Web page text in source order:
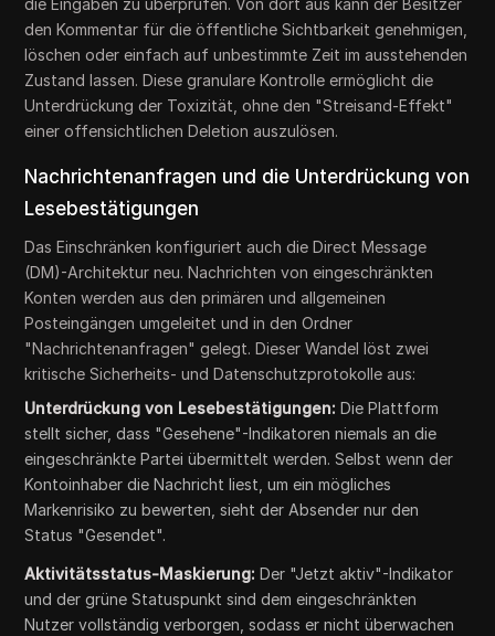
die Eingaben zu überprüfen. Von dort aus kann der Besitzer
den Kommentar für die öffentliche Sichtbarkeit genehmigen,
löschen oder einfach auf unbestimmte Zeit im ausstehenden
Zustand lassen. Diese granulare Kontrolle ermöglicht die
Unterdrückung der Toxizität, ohne den "Streisand-Effekt"
einer offensichtlichen Deletion auszulösen.
Nachrichtenanfragen und die Unterdrückung von
Lesebestätigungen
Das Einschränken konfiguriert auch die Direct Message
(DM)-Architektur neu. Nachrichten von eingeschränkten
Konten werden aus den primären und allgemeinen
Posteingängen umgeleitet und in den Ordner
"Nachrichtenanfragen" gelegt. Dieser Wandel löst zwei
kritische Sicherheits- und Datenschutzprotokolle aus:
Unterdrückung von Lesebestätigungen: Die Plattform
stellt sicher, dass "Gesehene"-Indikatoren niemals an die
eingeschränkte Partei übermittelt werden. Selbst wenn der
Kontoinhaber die Nachricht liest, um ein mögliches
Markenrisiko zu bewerten, sieht der Absender nur den
Status "Gesendet".
Aktivitätsstatus-Maskierung: Der "Jetzt aktiv"-Indikator
und der grüne Statuspunkt sind dem eingeschränkten
Nutzer vollständig verborgen, sodass er nicht überwachen